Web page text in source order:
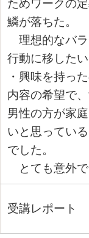
ためワークの
鱗が落ちた。
理想的なバ
行動に移した
・興味を持っ
内容の希望で
男性の方が家
いと思ってい
でした。
とても意外
受講レポート